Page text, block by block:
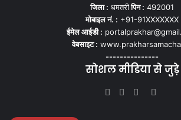
जिला : धमतरीपिन : 492001
मोबाइल नं. : +91-91XXXXXXX
ईमेल आईडी :
वेबसाइट :
---------------
सोशल मीडिया से जुड़े
Facebook
TwitterYouTube